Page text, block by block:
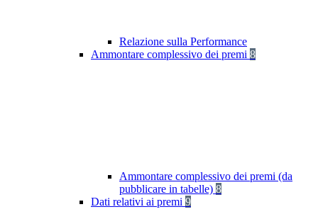
Relazione sulla Performance
Ammontare complessivo dei premi 8
Ammontare complessivo dei premi (da
pubblicare in tabelle) 8
Dati relativi ai premi 9